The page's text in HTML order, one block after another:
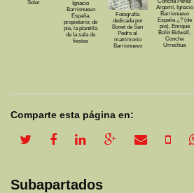
Soler
Ignacio
Barrionuevo
España,
propietario; de
pie, la plantilla
de la sala de
fiestas
Fotografía
dedicada por
Bonet de San
Pedro al
matrimonio
Barrionuevo
Argemí, Ignacio
Barrionuevo
España ¿? (de
pie), Enrique
Bolín Bidwell,
Concha
Urrechua
Comparte esta página en:
Subapartados